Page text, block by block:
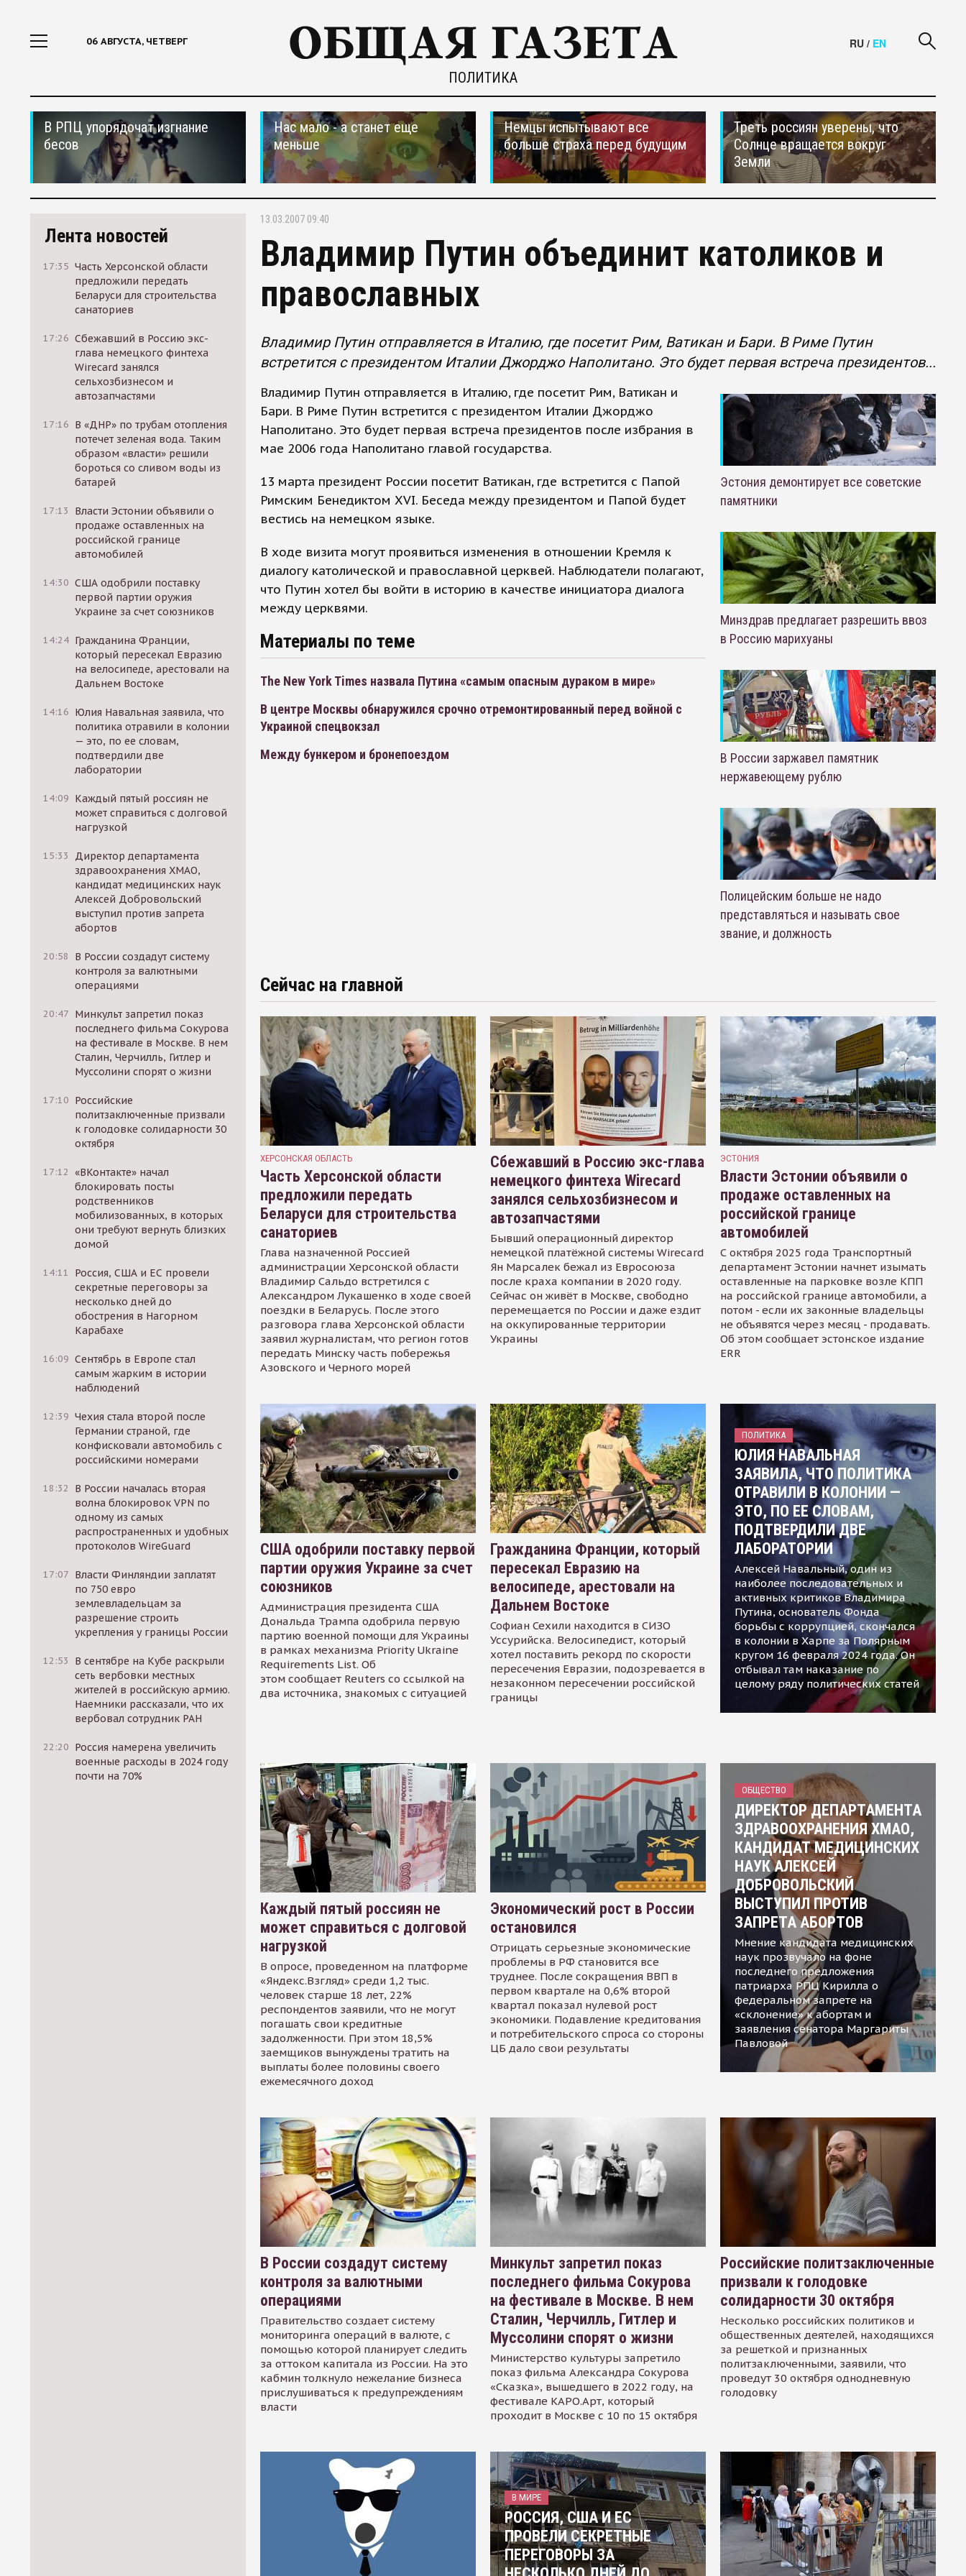
06 АВГУСТА, ЧЕТВЕРГ
ПОЛИТИКА
RU / EN
В РПЦ упорядочат изгнание
бесов
Нас мало - а станет еще
меньше
Немцы испытывают все
больше страха перед будущим
Треть россиян уверены, что
Солнце вращается вокруг
Земли
Лента новостей
17:35 Часть Херсонской области
предложили передать
Беларуси для строительства
санаториев
17:26 Сбежавший в Россию экс-
глава немецкого финтеха
Wirecard занялся
сельхозбизнесом и
автозапчастями
17:16 В «ДНР» по трубам отопления
потечет зеленая вода. Таким
образом «власти» решили
бороться со сливом воды из
батарей
17:13
Власти Эстонии объявили о
продаже оставленных на
российской границе
автомобилей
14:30 США одобрили поставку
первой партии оружия
Украине за счет союзников
14:24 Гражданина Франции,
который пересекал Евразию
на велосипеде, арестовали на
Дальнем Востоке
14:16 Юлия Навальная заявила, что
политика отравили в колонии
— это, по ее словам,
подтвердили две
лаборатории
14:09 Каждый пятый россиян не
может справиться с долговой
нагрузкой
15:33
Директор департамента
здравоохранения ХМАО,
кандидат медицинских наук
Алексей Добровольский
выступил против запрета
абортов
20:58
В России создадут систему
контроля за валютными
операциями
20:47 Минкульт запретил показ
последнего фильма Сокурова
на фестивале в Москве. В нем
Сталин, Черчилль, Гитлер и
Муссолини спорят о жизни
17:10 Российские
политзаключенные призвали
к голодовке солидарности 30
октября
17:12 «ВКонтакте» начал
блокировать посты
родственников
мобилизованных, в которых
они требуют вернуть близких
домой
14:11
Россия, США и ЕС провели
секретные переговоры за
несколько дней до
обострения в Нагорном
Карабахе
16:09 Сентябрь в Европе стал
самым жарким в истории
наблюдений
12:39 Чехия стала второй после
Германии страной, где
конфисковали автомобиль с
российскими номерами
18:32
В России началась вторая
волна блокировок VPN по
одному из самых
распространенных и удобных
протоколов WireGuard
17:07 Власти Финляндии заплатят
по 750 евро
землевладельцам за
разрешение строить
укрепления у границы России
12:53
В сентябре на Кубе раскрыли
сеть вербовки местных
жителей в российскую армию.
Наемники рассказали, что их
вербовал сотрудник РАН
22:20 Россия намерена увеличить
военные расходы в 2024 году
почти на 70%
13.03.2007 09:40
Владимир Путин объединит католиков и
православных
Владимир Путин отправляется в Италию, где посетит Рим, Ватикан и Бари. В Риме Путин
встретится с президентом Италии Джорджо Наполитано. Это будет первая встреча президентов...
Владимир Путин отправляется в Италию, где посетит Рим, Ватикан и
Бари. В Риме Путин встретится с президентом Италии Джорджо
Наполитано. Это будет первая встреча президентов после избрания в
мае 2006 года Наполитано главой государства.
13 марта президент России посетит Ватикан, где встретится с Папой
Римским Бенедиктом XVI. Беседа между президентом и Папой будет
вестись на немецком языке.
В ходе визита могут проявиться изменения в отношении Кремля к
диалогу католической и православной церквей. Наблюдатели полагают,
что Путин хотел бы войти в историю в качестве инициатора диалога
между церквями.
Материалы по теме
The New York Times назвала Путина «самым опасным дураком в мире»
В центре Москвы обнаружился срочно отремонтированный перед войной с
Украиной спецвокзал
Между бункером и бронепоездом
Эстония демонтирует все советские
памятники
Минздрав предлагает разрешить ввоз
в Россию марихуаны
В России заржавел памятник
нержавеющему рублю
Полицейским больше не надо
представляться и называть свое
звание, и должность
Сейчас на главной
ХЕРСОНСКАЯ ОБЛАСТЬ
Часть Херсонской области
предложили передать
Беларуси для строительства
санаториев
Глава назначенной Россией
администрации Херсонской области
Владимир Сальдо встретился с
Александром Лукашенко в ходе своей
поездки в Беларусь. После этого
разговора глава Херсонской области
заявил журналистам, что регион готов
передать Минску часть побережья
Азовского и Черного морей
Сбежавший в Россию экс-глава
немецкого финтеха Wirecard
занялся сельхозбизнесом и
автозапчастями
Бывший операционный директор
немецкой платёжной системы Wirecard
Ян Марсалек бежал из Евросоюза
после краха компании в 2020 году.
Сейчас он живёт в Москве, свободно
перемещается по России и даже ездит
на оккупированные территории
Украины
ЭСТОНИЯ
Власти Эстонии объявили о
продаже оставленных на
российской границе
автомобилей
С октября 2025 года Транспортный
департамент Эстонии начнет изымать
оставленные на парковке возле КПП
на российской границе автомобили, а
потом - если их законные владельцы
не объявятся через месяц - продавать.
Об этом сообщает эстонское издание
ERR
США одобрили поставку первой
партии оружия Украине за счет
союзников
Администрация президента США
Дональда Трампа одобрила первую
партию военной помощи для Украины
в рамках механизма Priority Ukraine
Requirements List. Об
этом сообщает Reuters со ссылкой на
два источника, знакомых с ситуацией
Гражданина Франции, который
пересекал Евразию на
велосипеде, арестовали на
Дальнем Востоке
Софиан Сехили находится в СИЗО
Уссурийска. Велосипедист, который
хотел поставить рекорд по скорости
пересечения Евразии, подозревается в
незаконном пересечении российской
границы
ПОЛИТИКА
ЮЛИЯ НАВАЛЬНАЯ
ЗАЯВИЛА, ЧТО ПОЛИТИКА
ОТРАВИЛИ В КОЛОНИИ —
ЭТО, ПО ЕЕ СЛОВАМ,
ПОДТВЕРДИЛИ ДВЕ
ЛАБОРАТОРИИ
Алексей Навальный, один из
наиболее последовательных и
активных критиков Владимира
Путина, основатель Фонда
борьбы с коррупцией, скончался
в колонии в Харпе за Полярным
кругом 16 февраля 2024 года. Он
отбывал там наказание по
целому ряду политических статей
Каждый пятый россиян не
может справиться с долговой
нагрузкой
В опросе, проведенном на платформе
«Яндекс.Взгляд» среди 1,2 тыс.
человек старше 18 лет, 22%
респондентов заявили, что не могут
погашать свои кредитные
задолженности. При этом 18,5%
заемщиков вынуждены тратить на
выплаты более половины своего
ежемесячного доход
Экономический рост в России
остановился
Отрицать серьезные экономические
проблемы в РФ становится все
труднее. После сокращения ВВП в
первом квартале на 0,6% второй
квартал показал нулевой рост
экономики. Подавление кредитования
и потребительского спроса со стороны
ЦБ дало свои результаты
ОБЩЕСТВО
ДИРЕКТОР ДЕПАРТАМЕНТА
ЗДРАВООХРАНЕНИЯ ХМАО,
КАНДИДАТ МЕДИЦИНСКИХ
НАУК АЛЕКСЕЙ
ДОБРОВОЛЬСКИЙ
ВЫСТУПИЛ ПРОТИВ
ЗАПРЕТА АБОРТОВ
Мнение кандидата медицинских
наук прозвучало на фоне
последнего предложения
патриарха РПЦ Кирилла о
федеральном запрете на
«склонение» к абортам и
заявления сенатора Маргариты
Павловой
В России создадут систему
контроля за валютными
операциями
Правительство создает систему
мониторинга операций в валюте, с
помощью которой планирует следить
за оттоком капитала из России. На это
кабмин толкнуло нежелание бизнеса
прислушиваться к предупреждениям
власти
Минкульт запретил показ
последнего фильма Сокурова
на фестивале в Москве. В нем
Сталин, Черчилль, Гитлер и
Муссолини спорят о жизни
Министерство культуры запретило
показ фильма Александра Сокурова
«Сказка», вышедшего в 2022 году, на
фестивале КАРО.Арт, который
проходит в Москве с 10 по 15 октября
Российские политзаключенные
призвали к голодовке
солидарности 30 октября
Несколько российских политиков и
общественных деятелей, находящихся
за решеткой и признанных
политзаключенными, заявили, что
проведут 30 октября однодневную
голодовку
В МИРЕ
РОССИЯ, США И ЕС
ПРОВЕЛИ СЕКРЕТНЫЕ
ПЕРЕГОВОРЫ ЗА